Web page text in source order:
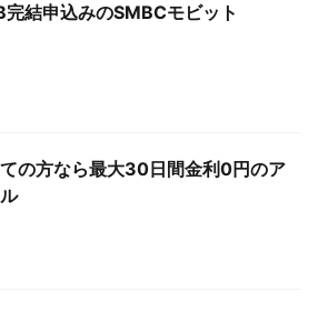
完結申込みのSMBCモビット
の方なら最大30日間金利0円のア